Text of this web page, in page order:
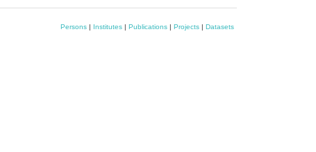
Persons | Institutes | Publications | Projects | Datasets